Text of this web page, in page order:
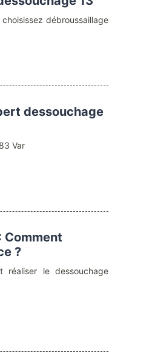
débroussaillage
dessouchage
Var
Comment
?
réaliser le dessouchage